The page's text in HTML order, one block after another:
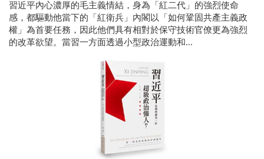
習近平內心濃厚的毛主義情結，身為「紅二代」的強烈使命
感，都驅動他當下的「紅衛兵」內閣以「如何鞏固共產主義政
權」為首要任務，因此他們具有相對於保守技術官僚更為強烈
的改革欲望。當習一方面透過小型政治運動和...